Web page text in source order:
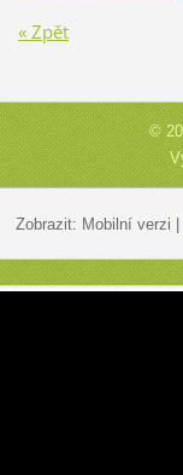
« Zpět
©
Zobrazit: Mobilní verzi